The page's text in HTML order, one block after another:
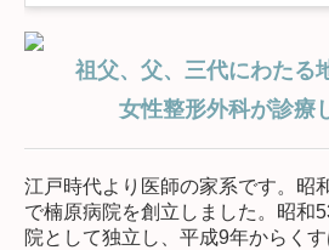
祖父、父、三代にわたる
女性整形外科が診療
江戸時代より医師の家系です。昭
で楠原病院を創立しました。昭和
院として独立し、平成9年からく